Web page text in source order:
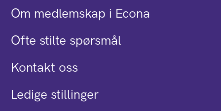
Om medlemskap i Econa
Ofte stilte spørsmål
Kontakt oss
Ledige stillinger